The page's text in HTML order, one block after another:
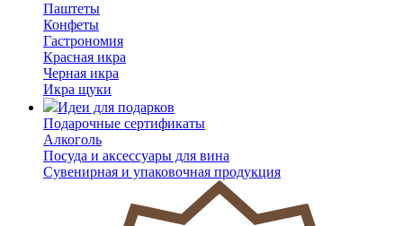
Паштеты
Конфеты
Гастрономия
Красная икра
Черная икра
Икра щуки
Идеи для подарков
Подарочные сертификаты
Алкоголь
Посуда и аксессуары для вина
Сувенирная и упаковочная продукция